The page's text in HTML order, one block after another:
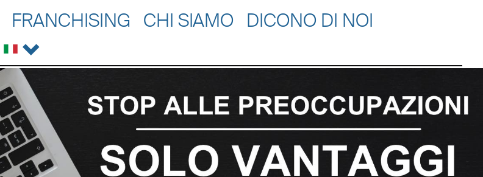
FRANCHISING CHI SIAMO
DICONO DI NOI